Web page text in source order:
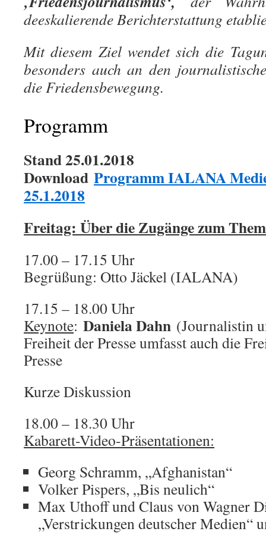
deeskalierende Berichterstattung
Mit diesem Ziel wendet sich die
besonders auch an den
die Friedensbewegung.
Programm
Stand 25.01.2018
Download Programm IALANA
25.1.2018
Freitag: Über die Zugänge zum
17.00 – 17.15 Uhr
Begrüßung: Otto Jäckel (IALANA)
17.15 – 18.00 Uhr
Keynote: Daniela Dahn (Journalistin
Freiheit der Presse umfasst auch die
Presse
Kurze Diskussion
18.00 – 18.30 Uhr
Kabarett-Video-Präsentationen:
Georg Schramm, „Afghanistan“
Volker Pispers, „Bis neulich“
Max Uthoff und Claus von Wagner
„Verstrickungen deutscher Medien“